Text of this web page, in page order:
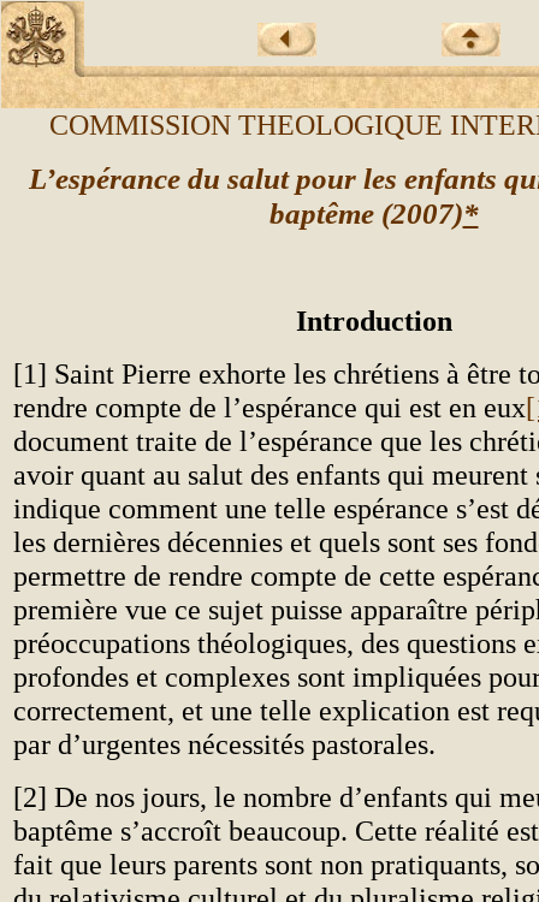
COMMISSION THEOLOGIQUE
L’espérance du salut pour les enfants
baptême (2007)*
Introduction
[1] Saint Pierre exhorte les chrétiens à être
rendre compte de l’espérance qui est en eux
document traite de l’espérance que les
avoir quant au salut des enfants qui meurent
indique comment une telle espérance s’est
les dernières décennies et quels sont ses
permettre de rendre compte de cette
première vue ce sujet puisse apparaître
préoccupations théologiques, des questions
profondes et complexes sont impliquées
correctement, et une telle explication est
par d’urgentes nécessités pastorales.
[2] De nos jours, le nombre d’enfants qui
baptême s’accroît beaucoup. Cette réalité
fait que leurs parents sont non pratiquants,